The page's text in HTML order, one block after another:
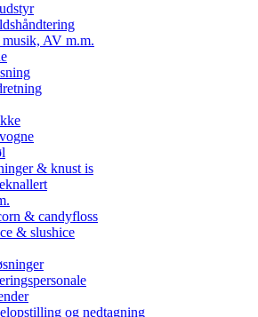
AV m.m.
& knust is
& candyfloss
& slushice
og nedtagning